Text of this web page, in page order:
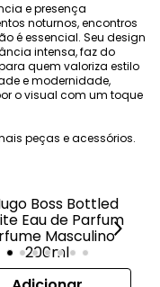
e presença
noturnos, encontros
é essencial. Seu design
intensa, faz do
quem valoriza estilo
e modernidade,
o visual com um toque
peças e acessórios.